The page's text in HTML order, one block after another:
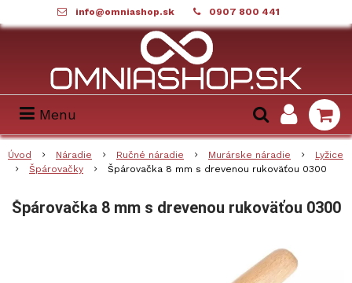
info@omniashop.sk 0907 800 441
Menu
Úvod Náradie Ručné náradie Murárske náradie
Lyžice
Špárovačky
Špárovačka 8 mm s drevenou rukoväťou 0300
Špárovačka 8 mm s drevenou rukoväťou 0300